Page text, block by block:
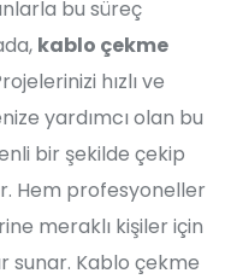
bu süreç
kablo çekme
hızlı ve
yardımcı olan bu
bir şekilde çekip
Hem profesyoneller
meraklı kişiler için
sunar. Kablo çekme